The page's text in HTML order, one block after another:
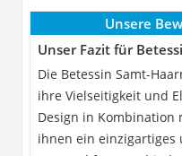
Unsere
Unser Fazit für
Die Betessin Samt-
ihre Vielseitigkeit und
Design in
ihnen ein einzigartiges